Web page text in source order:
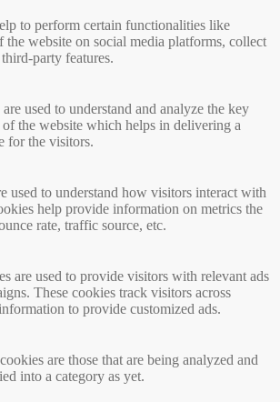
to perform certain functionalities like
the website on social media platforms, collect
party features.
used to understand and analyze the key
the website which helps in delivering a
for the visitors.
used to understand how visitors interact with
help provide information on metrics the
rate, traffic source, etc.
are used to provide visitors with relevant ads
These cookies track visitors across
to provide customized ads.
are those that are being analyzed and
into a category as yet.